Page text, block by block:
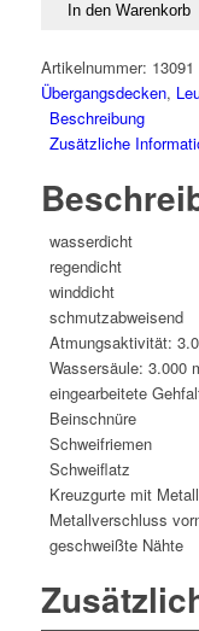
In den Warenkorb
Artikelnummer: 13091
Übergangsdecken,
Beschreibung
Zusätzliche
wasserdicht
regendicht
winddicht
schmutzabweisend
Atmungsaktivität:
Wassersäule: 3.000
eingearbeitete
Beinschnüre
Schweifriemen
Schweiflatz
Kreuzgurte mit
Metallverschluss
geschweißte Nähte